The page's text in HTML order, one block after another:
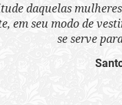
daquelas
em seu modo de
se serve